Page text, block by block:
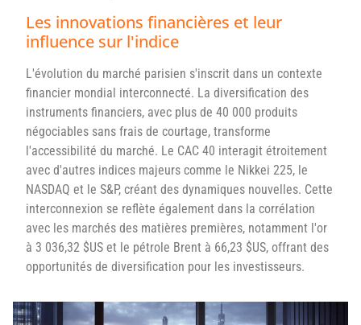
Les innovations financières et leur
influence sur l'indice
L'évolution du marché parisien s'inscrit dans un contexte
financier mondial interconnecté. La diversification des
instruments financiers, avec plus de 40 000 produits
négociables sans frais de courtage, transforme
l'accessibilité du marché. Le CAC 40 interagit étroitement
avec d'autres indices majeurs comme le Nikkei 225, le
NASDAQ et le S&P, créant des dynamiques nouvelles. Cette
interconnexion se reflète également dans la corrélation
avec les marchés des matières premières, notamment l'or
à 3 036,32 $US et le pétrole Brent à 66,23 $US, offrant des
opportunités de diversification pour les investisseurs.